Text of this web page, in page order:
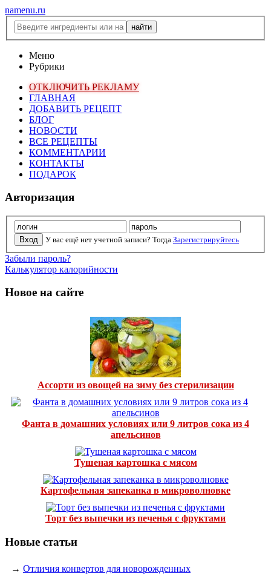
namenu.ru
Меню
Рубрики
ОТКЛЮЧИТЬ РЕКЛАМУ
ГЛАВНАЯ
ДОБАВИТЬ РЕЦЕПТ
БЛОГ
НОВОСТИ
ВСЕ РЕЦЕПТЫ
КОММЕНТАРИИ
КОНТАКТЫ
ПОДАРОК
Авторизация
У вас ещё нет учетной записи? Тогда Зарегистрируйтесь
Забыли пароль?
Калькулятор калорийности
Новое на сайте
Ассорти из овощей на зиму без стерилизации
Фанта в домашних условиях или 9 литров сока из 4
апельсинов
Тушеная картошка с мясом
Картофельная запеканка в микроволновке
Торт без выпечки из печенья с фруктами
Новые статьи
→ Отличия конвертов для новорожденных